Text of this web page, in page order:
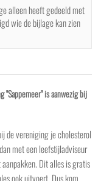
alleen heeft gedeeld met
wie de bijlage kan zien
"Sappemeer" is aanwezig bij
de vereniging je cholesterol
met een leefstijladviseur
Dit alles is gratis
ook uitvoert. Dus kom